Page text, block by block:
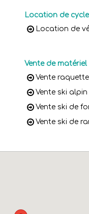
Location de
Location de
Vente de
Vente
Vente ski alpin
Vente ski de
Vente ski de